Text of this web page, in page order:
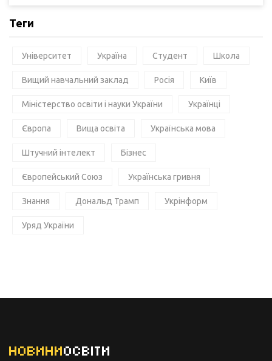
Теги
Університет Україна Студент Школа
Вищий навчальний заклад Росія Київ
Міністерство освіти і науки України Українці
Європа Вища освіта Українська мова
Штучний інтелект Бізнес
Європейський Союз Українська гривня
Знання Дональд Трамп Укрінформ
Уряд України
НОВИНИОСВІТИ